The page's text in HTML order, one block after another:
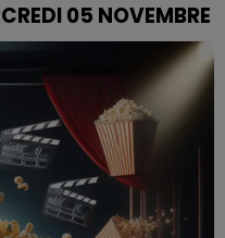
05 NOVEMBRE
DÉCEMBRE